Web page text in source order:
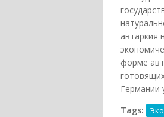
автаркия
форме
Германии
Tags: